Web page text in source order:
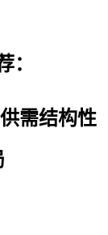
：
需结构性